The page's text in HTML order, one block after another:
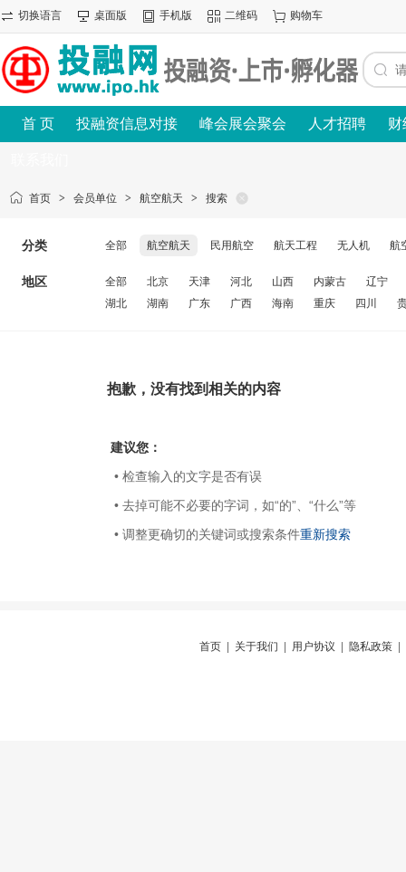
切换语言 桌面版 手机版 二维码 购物车
首 页 投融资信息对接 峰会展会聚会 人才招聘 财
首页 > 会员单位 > 航空航天 > 搜索
分类 全部 航空航天 民用航空 航天工程 无人机 航
地区 全部 北京 天津 河北 山西 内蒙古
辽宁
湖北
湖南 广东 广西 海南 重庆 四川
抱歉，没有找到相关的内容
建议您：
• 检查输入的文字是否有误
• 去掉可能不必要的字词，如“的”、“什么”等
• 调整更确切的关键词或搜索条件重新搜索
首页 关于我们 用户协议 隐私政策